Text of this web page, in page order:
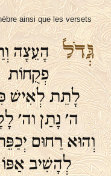
ainsi que les versets
גְּדֹלהָעֵצָה
לָתֵת לְאִישׁ
ה' נָתַן וה'
וְהוּא רַחוּם
לְהָשִׁיב